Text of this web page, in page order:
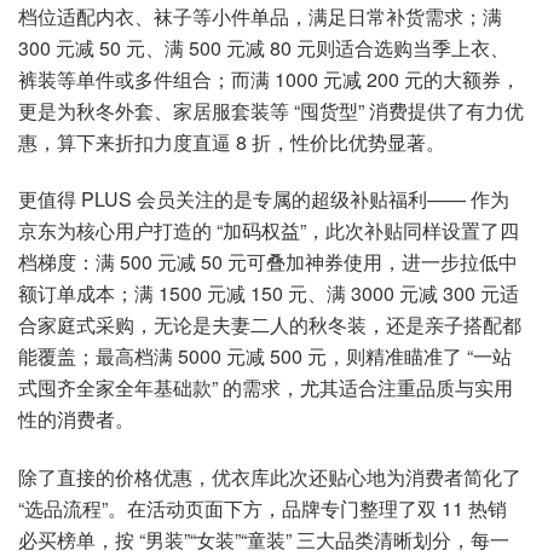
档位适配内衣、袜子等小件单品，满足日常补货需求；满
300 元减 50 元、满 500 元减 80 元则适合选购当季上衣、
裤装等单件或多件组合；而满 1000 元减 200 元的大额券，
更是为秋冬外套、家居服套装等 “囤货型” 消费提供了有力优
惠，算下来折扣力度直逼 8 折，性价比优势显著。
更值得 PLUS 会员关注的是专属的超级补贴福利—— 作为
京东为核心用户打造的 “加码权益”，此次补贴同样设置了四
档梯度：满 500 元减 50 元可叠加神券使用，进一步拉低中
额订单成本；满 1500 元减 150 元、满 3000 元减 300 元适
合家庭式采购，无论是夫妻二人的秋冬装，还是亲子搭配都
能覆盖；最高档满 5000 元减 500 元，则精准瞄准了 “一站
式囤齐全家全年基础款” 的需求，尤其适合注重品质与实用
性的消费者。
除了直接的价格优惠，优衣库此次还贴心地为消费者简化了
“选品流程”。在活动页面下方，品牌专门整理了双 11 热销
必买榜单，按 “男装”“女装”“童装” 三大品类清晰划分，每一